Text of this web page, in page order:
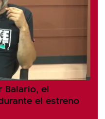
Balario, el
el estreno